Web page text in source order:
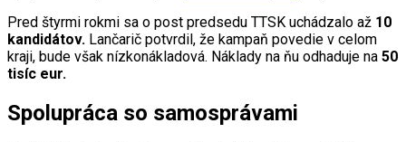
Pred štyrmi rokmi sa o post predsedu TTSK uchádzalo až 10
kandidátov. Lančarič potvrdil, že kampaň povedie v celom
kraji, bude však nízkonákladová. Náklady na ňu odhaduje na 50
tisíc eur.
Spolupráca so samosprávami